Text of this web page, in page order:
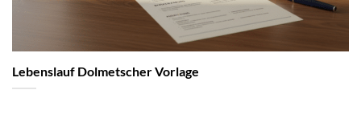
Lebenslauf Dolmetscher Vorlage